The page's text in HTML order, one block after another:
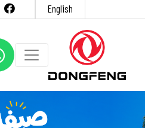
English